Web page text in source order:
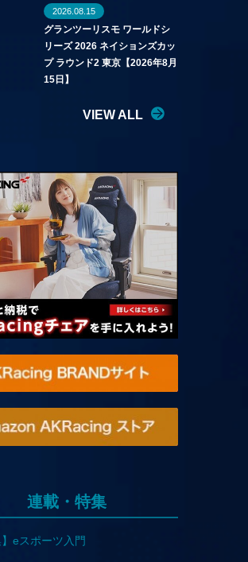
2026.08.15
グランツーリスモ ワールドシ
リーズ 2026 ネイションズカッ
プ ラウンド2 東京【2026年8月
15日】
VIEW ALL
連載・特集